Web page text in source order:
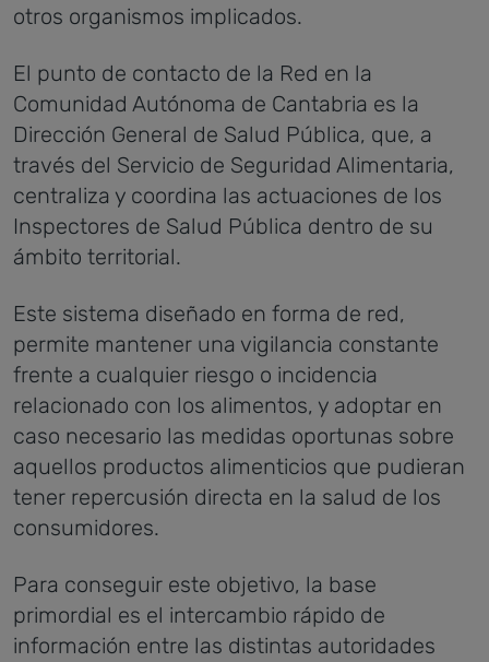
otros organismos implicados.
El punto de contacto de la Red en la
Comunidad Autónoma de Cantabria es la
Dirección General de Salud Pública, que, a
través del Servicio de Seguridad Alimentaria,
centraliza y coordina las actuaciones de los
Inspectores de Salud Pública dentro de su
ámbito territorial.
Este sistema diseñado en forma de red,
permite mantener una vigilancia constante
frente a cualquier riesgo o incidencia
relacionado con los alimentos, y adoptar en
caso necesario las medidas oportunas sobre
aquellos productos alimenticios que pudieran
tener repercusión directa en la salud de los
consumidores.
Para conseguir este objetivo, la base
primordial es el intercambio rápido de
información entre las distintas autoridades